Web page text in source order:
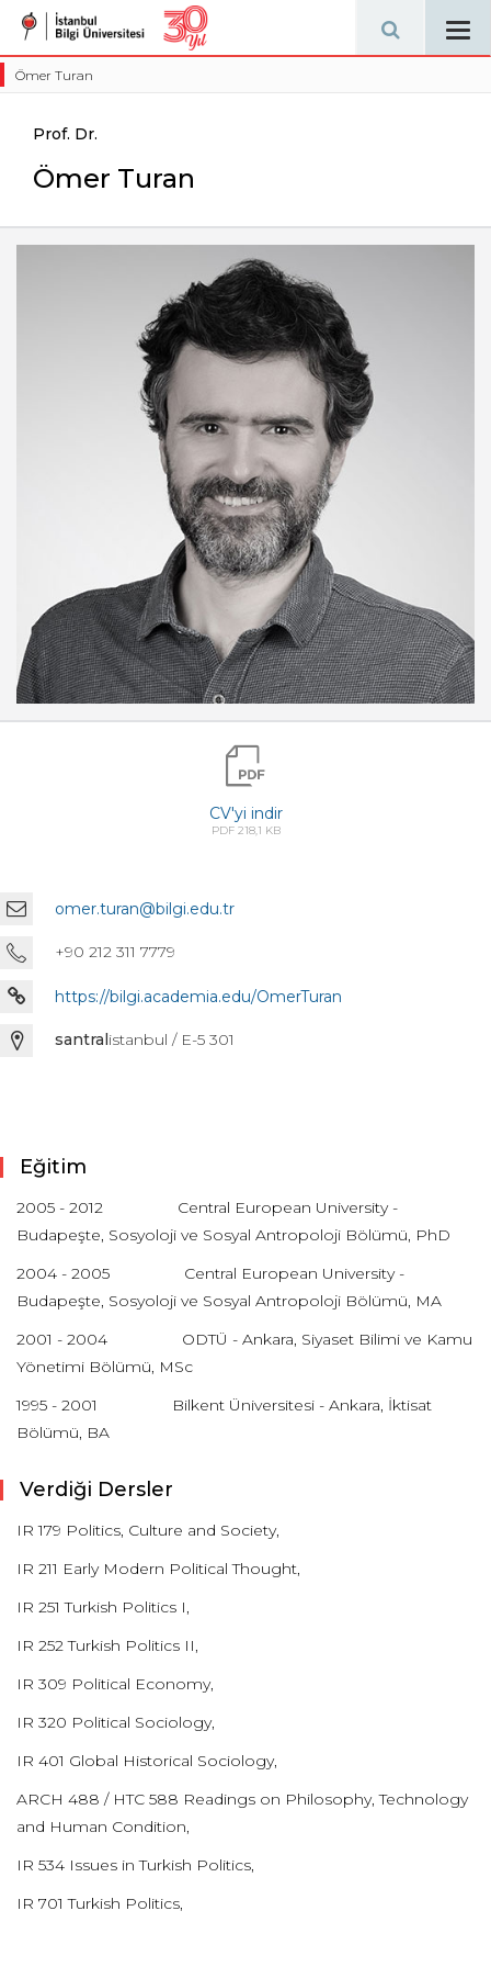
Ömer Turan
Prof. Dr.
Ömer Turan
CV'yi indir
PDF 218,1 KB
omer.turan@bilgi.edu.tr
+90 212 311 7779
https://bilgi.academia.edu/OmerTuran
santralistanbul / E-5 301
Eğitim
2005 - 2012 Central European University -
Budapeşte, Sosyoloji ve Sosyal Antropoloji Bölümü, PhD
2004 - 2005 Central European University -
Budapeşte, Sosyoloji ve Sosyal Antropoloji Bölümü, MA
2001 - 2004 ODTÜ - Ankara, Siyaset Bilimi ve Kamu
Yönetimi Bölümü, MSc
1995 - 2001 Bilkent Üniversitesi - Ankara, İktisat
Bölümü, BA
Verdiği Dersler
IR 179 Politics, Culture and Society,
IR 211 Early Modern Political Thought,
IR 251 Turkish Politics I,
IR 252 Turkish Politics II,
IR 309 Political Economy,
IR 320 Political Sociology,
IR 401 Global Historical Sociology,
ARCH 488 / HTC 588 Readings on Philosophy, Technology
and Human Condition,
IR 534 Issues in Turkish Politics,
IR 701 Turkish Politics,